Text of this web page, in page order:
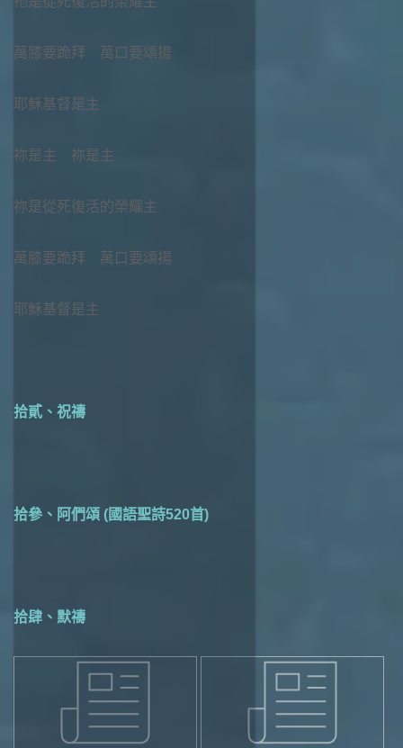
萬膝要跪拜 萬口要頌揚
耶穌基督是主
祢是主 祢是主
祢是從死復活的榮耀主
萬膝要跪拜 萬口要頌揚
耶穌基督是主
拾貳、祝禱
拾參、阿們頌 (國語聖詩520首)
拾肆、默禱